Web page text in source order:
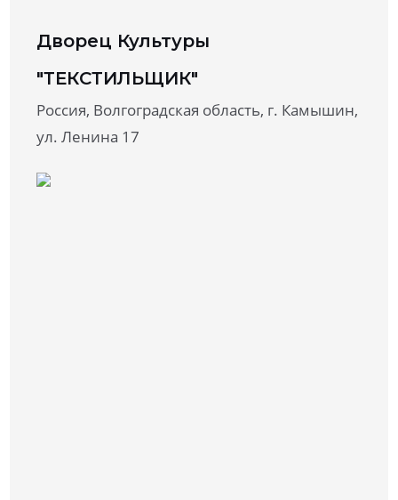
Дворец Культуры
"ТЕКСТИЛЬЩИК"
Россия, Волгоградская область, г. Камышин,
ул. Ленина 17